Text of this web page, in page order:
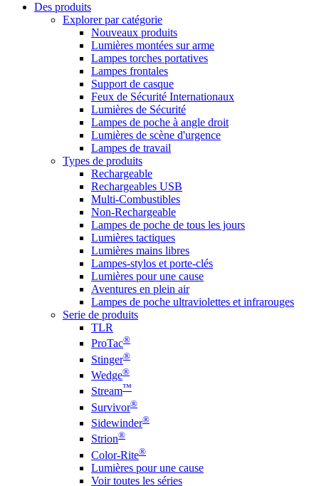
Des produits
Explorer par catégorie
Nouveaux produits
Lumières montées sur arme
Lampes torches portatives
Lampes frontales
Support de casque
Feux de Sécurité Internationaux
Lumières de Sécurité
Lampes de poche à angle droit
Lumières de scène d'urgence
Lampes de travail
Types de produits
Rechargeable
Rechargeables USB
Multi-Combustibles
Non-Rechargeable
Lampes de poche de tous les jours
Lumières tactiques
Lumières mains libres
Lampes-stylos et porte-clés
Lumières pour une cause
Aventures en plein air
Lampes de poche ultraviolettes et infrarouges
Serie de produits
TLR
ProTac®
Stinger®
Wedge®
Stream™
Survivor®
Sidewinder®
Strion®
Color-Rite®
Lumières pour une cause
Voir toutes les séries